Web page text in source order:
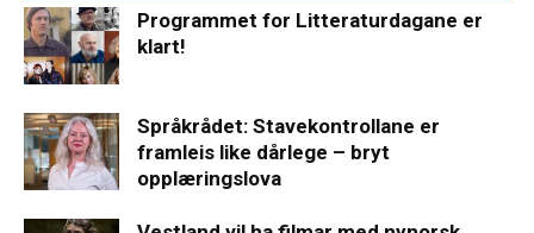
Programmet for Litteraturdagane er
klart!
Språkrådet: Stavekontrollane er
framleis like dårlege – bryt
opplæringslova